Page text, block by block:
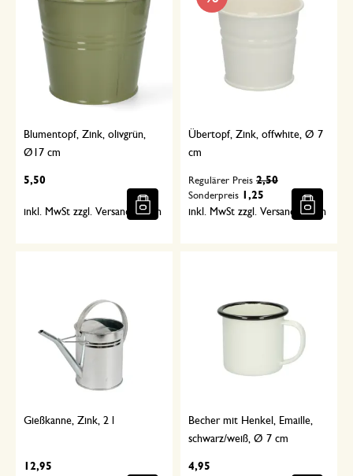
Blumentopf, Zink, olivgrün,
Ø17 cm
5,50
inkl. MwSt zzgl. Versandkosten
Übertopf, Zink, offwhite, Ø 7
cm
Sonderpreis 1,25
Regulärer Preis 2,50
inkl. MwSt zzgl. Versandkosten
Gießkanne, Zink, 2 l
12,95
Becher mit Henkel, Emaille,
schwarz/weiß, Ø 7 cm
4,95